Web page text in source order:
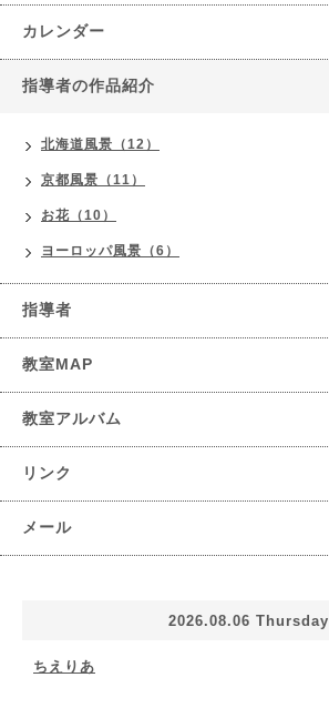
カレンダー
指導者の作品紹介
北海道風景（12）
京都風景（11）
お花（10）
ヨーロッパ風景（6）
指導者
教室MAP
教室アルバム
リンク
メール
2026.08.06 Thursday
ちえりあ